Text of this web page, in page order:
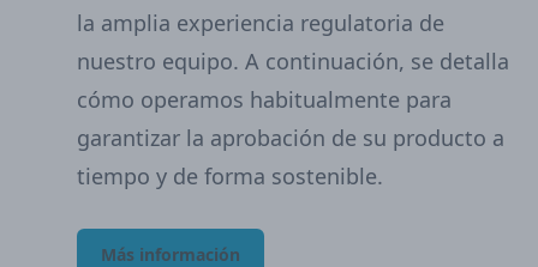
la amplia experiencia regulatoria de
nuestro equipo. A continuación, se detalla
cómo operamos habitualmente para
garantizar la aprobación de su producto a
tiempo y de forma sostenible.
Más información